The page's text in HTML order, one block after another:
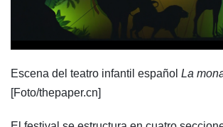
Escena del teatro infantil español La
[Foto/thepaper.cn]